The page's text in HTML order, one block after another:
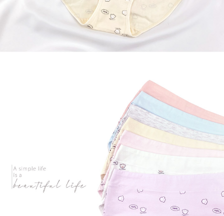
https://aftee.tw/terms/#terms3
３．未成年的使用者請事先徵得法定代理人或監護人之同意方可使用
「AFTEE先享後付」，若未經同意申辦者引起之損失，本公司不負相關責
４．使用「AFTEE先享後付」時，將依據個別帳號之用戶狀況，依本公司即